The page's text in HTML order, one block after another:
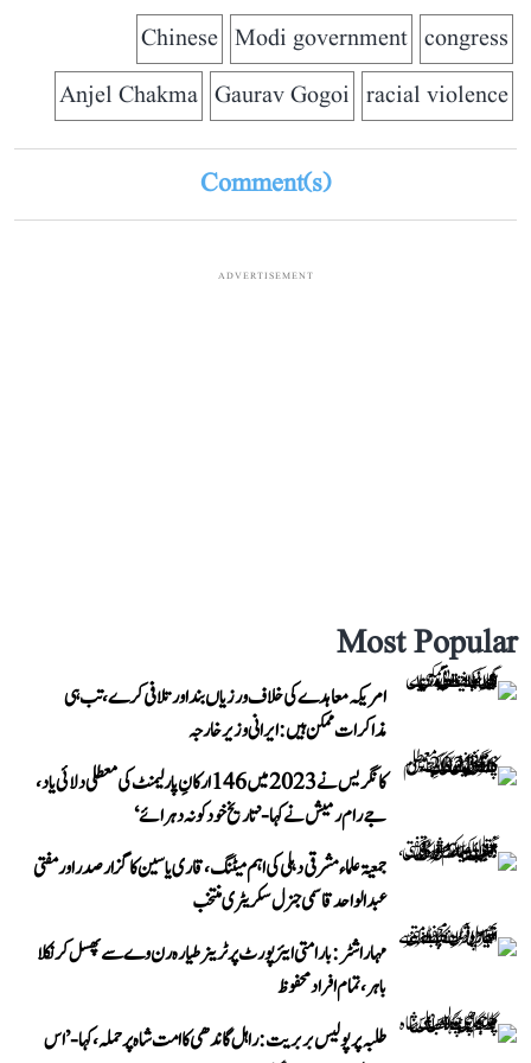
congress
Modi government
Chinese
racial violence
Gaurav Gogoi
Anjel Chakma
Comment(s)
ADVERTISEMENT
Most Popular
امریکہ معاہدے کی خلاف ورزیاں بند اور تلافی کرے، تب ہی
مذاکرات ممکن ہیں: ایرانی وزیر خارجہ
کانگریس نے 2023 میں 146 ارکانِ پارلیمنٹ کی معطلی دلائی یاد،
جے رام رمیش نے کہا- ’تاریخ خود کو نہ دہرائے‘
جمعیۃ علماء مشرقی دہلی کی اہم میٹنگ، قاری یاسین کا گزار صدر اور مفتی
عبد الواحد قاسمی جنرل سکریٹری منتخب
مہاراشٹر: بارامتی ایئرپورٹ پر ٹرینر طیارہ رن وے سے پھسل کر نکلا
باہر، تمام افراد محفوظ
طلبہ پر پولیس بربریت: راہل گاندھی کا امت شاہ پر حملہ، کہا- ’اس